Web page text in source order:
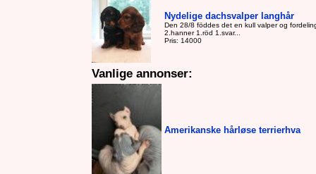
Nydelige dachsvalper langhår
Den 28/8 föddes det en kull valper og
2.hanner 1.röd 1.svar...
Pris: 14000
Vanlige annonser:
Amerikanske hårløse terrierhva